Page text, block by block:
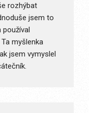
rozhýbat
jsem to
používal
myšlenka
jsem vymyslel